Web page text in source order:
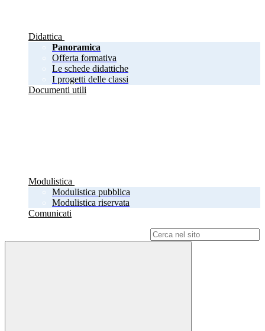
Didattica
Panoramica
Offerta formativa
Le schede didattiche
I progetti delle classi
Documenti utili
Modulistica
Modulistica pubblica
Modulistica riservata
Comunicati